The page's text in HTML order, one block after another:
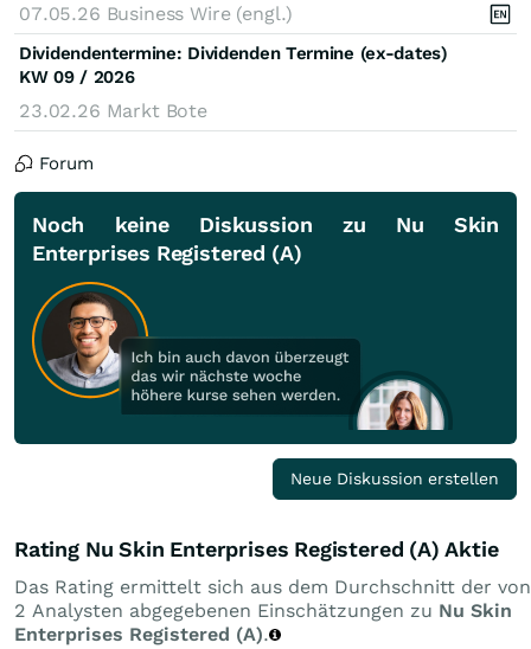
07.05.26 Business Wire (engl.)
Dividendentermine: Dividenden Termine (ex-dates)
KW 09 / 2026
23.02.26 Markt Bote
Forum
Noch keine Diskussion zu Nu Skin
Enterprises Registered (A)
Neue Diskussion erstellen
Rating Nu Skin Enterprises Registered (A) Aktie
Das Rating ermittelt sich aus dem Durchschnitt der von
2 Analysten abgegebenen Einschätzungen zu Nu Skin
Enterprises Registered (A).